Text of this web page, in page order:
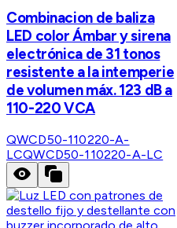
Combinacion de baliza
LED color Ámbar y sirena
electrónica de 31 tonos
resistente a la intemperie
de volumen máx. 123 dB a
110-220 VCA
QWCD50-110220-A-
LCQWCD50-110220-A-LC